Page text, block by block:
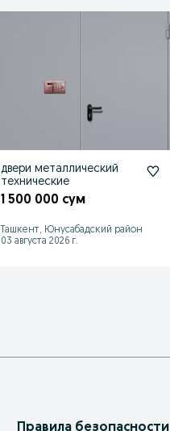
двери металлический
технические
1 500 000 сум
Ташкент, Юнусабадский район
03 августа 2026 г.
Правила безопасности